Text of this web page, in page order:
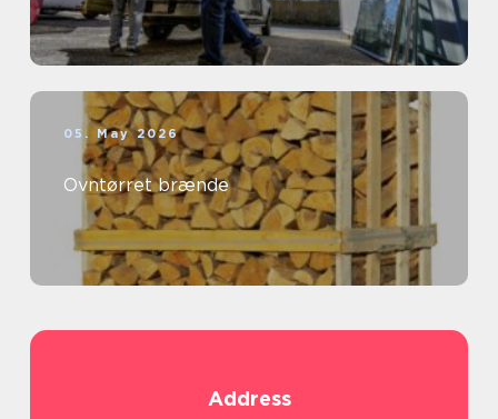
05. May 2026
Ovntørret brænde
Address